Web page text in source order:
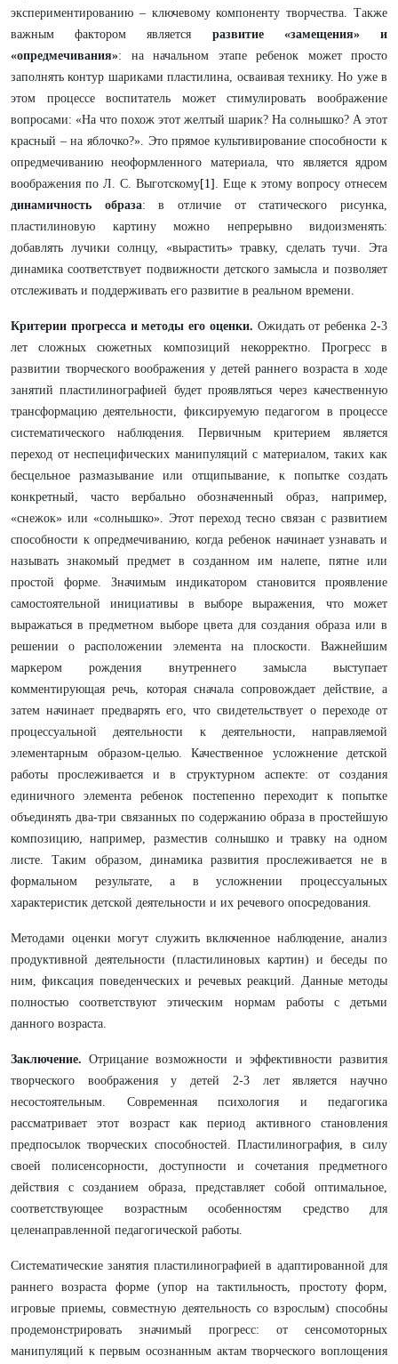
экспериментированию – ключевому компоненту творчества. Также
важным фактором является развитие «замещения»
и
«опредмечивания»: на начальном этапе ребенок может просто
заполнять контур шариками пластилина, осваивая технику. Но уже в
этом процессе воспитатель может стимулировать воображение
вопросами: «На что похож этот желтый шарик? На солнышко? А этот
красный – на яблочко?». Это прямое культивирование способности к
опредмечиванию неоформленного материала, что является ядром
воображения по Л. С. Выготскому[1] . Еще к этому вопросу отнесем
динамичность образа: в отличие от статического рисунка,
пластилиновую картину можно непрерывно видоизменять:
добавлять лучики солнцу, «вырастить» травку, сделать тучи. Эта
динамика соответствует подвижности детского замысла и позволяет
отслеживать и поддерживать его развитие в реальном времени.
Критерии прогресса и методы его оценки. Ожидать от ребенка 2-3
лет сложных сюжетных композиций некорректно. Прогресс в
развитии творческого воображения у детей раннего возраста в ходе
занятий пластилинографией будет проявляться через качественную
трансформацию деятельности, фиксируемую педагогом в процессе
систематического наблюдения. Первичным критерием является
переход от неспецифических манипуляций с материалом, таких как
бесцельное размазывание или отщипывание, к попытке создать
конкретный, часто вербально обозначенный образ, например,
«снежок» или «солнышко». Этот переход тесно связан с развитием
способности к опредмечиванию, когда ребенок начинает узнавать и
называть знакомый предмет в созданном им налепе, пятне или
простой форме. Значимым индикатором становится проявление
самостоятельной инициативы в выборе выражения, что может
выражаться в предметном выборе цвета для создания образа или в
решении о расположении элемента на плоскости. Важнейшим
маркером рождения внутреннего замысла выступает
комментирующая речь, которая сначала сопровождает действие, а
затем начинает предварять его, что свидетельствует о переходе от
процессуальной деятельности к деятельности, направляемой
элементарным образом-целью. Качественное усложнение детской
работы прослеживается и в структурном аспекте: от создания
единичного элемента ребенок постепенно переходит к попытке
объединять два-три связанных по содержанию образа в простейшую
композицию, например, разместив солнышко и травку на одном
листе. Таким образом, динамика развития прослеживается не в
формальном результате, а в усложнении процессуальных
характеристик детской деятельности и их речевого опосредования.
Методами оценки могут служить включенное наблюдение, анализ
продуктивной деятельности (пластилиновых картин) и беседы по
ним, фиксация поведенческих и речевых реакций. Данные методы
полностью соответствуют этическим нормам работы с детьми
данного возраста.
Заключение.Отрицание возможности и эффективности развития
творческого воображения у детей 2-3 лет является научно
несостоятельным. Современная психология и педагогика
рассматривает этот возраст как период активного становления
предпосылок творческих способностей. Пластилинография, в силу
своей полисенсорности, доступности и сочетания предметного
действия с созданием образа, представляет собой оптимальное,
соответствующее возрастным особенностям средство для
целенаправленной педагогической работы.
Систематические занятия пластилинографией в адаптированной для
раннего возраста форме (упор на тактильность, простоту форм,
игровые приемы, совместную деятельность со взрослым) способны
продемонстрировать значимый прогресс: от сенсомоторных
манипуляций к первым осознанным актам творческого воплощения